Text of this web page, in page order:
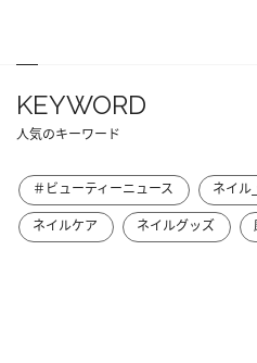
KEYWORD
人気のキーワード
＃ビューティーニュース ネイル
ネイルケア
ネイルグッズ